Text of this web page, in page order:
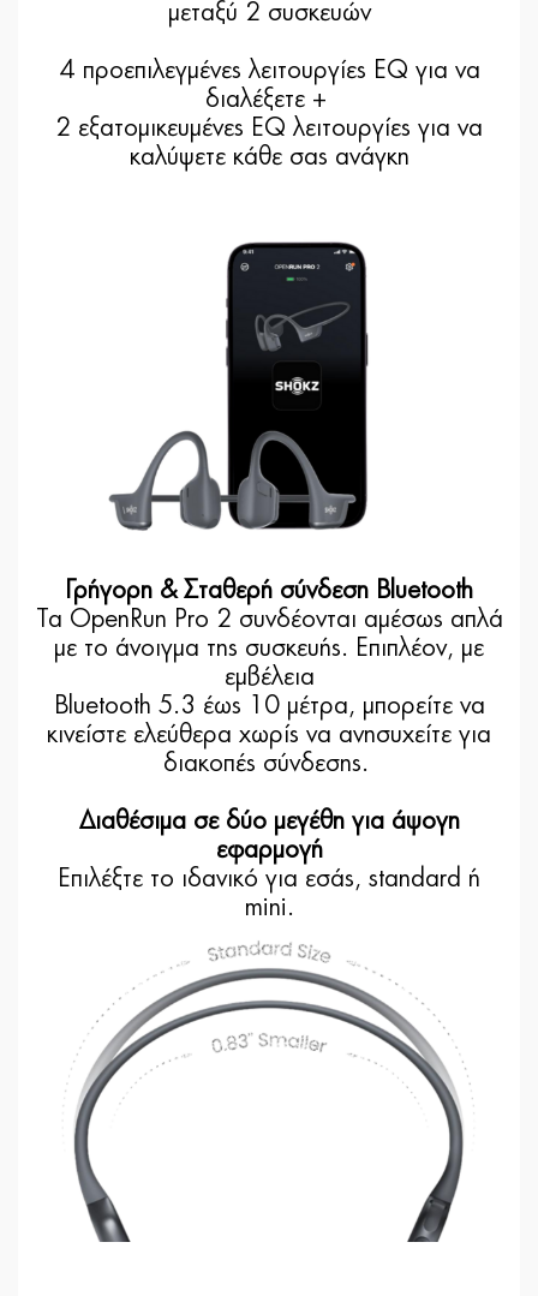
μεταξύ 2 συσκευών
4 προεπιλεγμένες λειτουργίες EQ για να
διαλέξετε +
2 εξατομικευμένες EQ λειτουργίες για να
καλύψετε κάθε σας ανάγκη
Γρήγορη & Σταθερή σύνδεση Bluetooth
Τα OpenRun Pro 2 συνδέονται αμέσως απλά
με το άνοιγμα της συσκευής. Επιπλέον, με
εμβέλεια
Bluetooth 5.3 έως 10 μέτρα, μπορείτε να
κινείστε ελεύθερα χωρίς να ανησυχείτε για
διακοπές σύνδεσης.
Διαθέσιμα σε δύο μεγέθη για άψογη
εφαρμογή
Επιλέξτε το ιδανικό για εσάς, standard ή
mini.